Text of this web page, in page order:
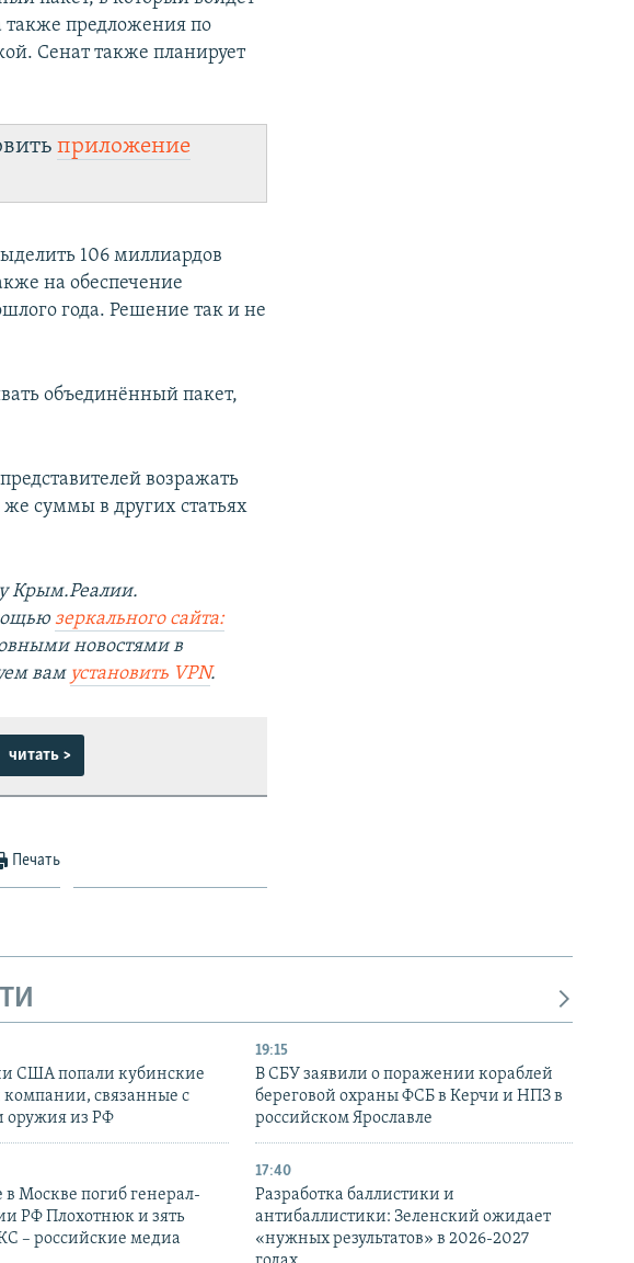
предложения по
Сенат также планирует
приложение
106 миллиардов
на обеспечение
года. Решение так и не
объединённый пакет,
возражать
суммы в других статьях
Крым.Реалии.
зеркального сайта:
новостями в
вам установить VPN.
читать >
Печать
США попали кубинские
компании, связанные с
оружия из РФ
19:15
В СБУ заявили о поражении кораблей
береговой охраны ФСБ в Керчи и НПЗ в
российском Ярославле
Москве погиб генерал-
РФ Плохотнюк и зять
– российские медиа
17:40
Разработка баллистики и
антибаллистики: Зеленский ожидает
«нужных результатов» в 2026-2027